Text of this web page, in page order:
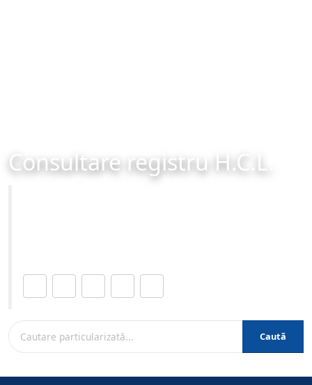
Consultare registru H.C.L.
Caută